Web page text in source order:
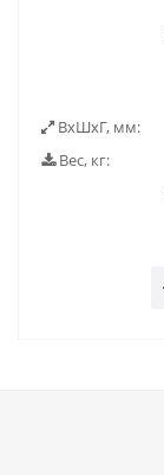
ВxШxГ, мм:
Вес, кг: